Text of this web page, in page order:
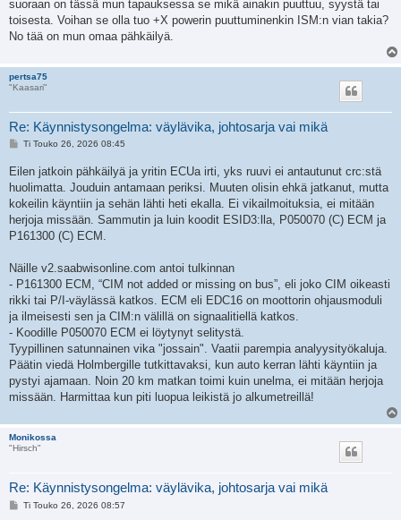
suoraan on tässä mun tapauksessa se mikä ainakin puuttuu, syystä tai
toisesta. Voihan se olla tuo +X powerin puuttuminenkin ISM:n vian takia?
No tää on mun omaa pähkäilyä.
pertsa75
"Kaasari"
Re: Käynnistysongelma: väylävika, johtosarja vai mikä
V
s
t
Ti Touko 26, 2026 08:45
Eilen jatkoin pähkäilyä ja yritin ECUa irti, yks ruuvi ei antautunut crc:stä
huolimatta. Jouduin antamaan periksi. Muuten olisin ehkä jatkanut, mutta
kokeilin käyntiin ja sehän lähti heti ekalla. Ei vikailmoituksia, ei mitään
herjoja missään. Sammutin ja luin koodit ESID3:lla, P050070 (C) ECM ja
P161300 (C) ECM.
Näille v2.saabwisonline.com antoi tulkinnan
- P161300 ECM, “CIM not added or missing on bus”, eli joko CIM oikeasti
rikki tai P/I-väylässä katkos. ECM eli EDC16 on moottorin ohjausmoduli
ja ilmeisesti sen ja CIM:n välillä on signaalitiellä katkos.
- Koodille P050070 ECM ei löytynyt selitystä.
Tyypillinen satunnainen vika "jossain". Vaatii parempia analyysityökaluja.
Päätin viedä Holmbergille tutkittavaksi, kun auto kerran lähti käyntiin ja
pystyi ajamaan. Noin 20 km matkan toimi kuin unelma, ei mitään herjoja
missään. Harmittaa kun piti luopua leikistä jo alkumetreillä!
Monikossa
"Hirsch"
Re: Käynnistysongelma: väylävika, johtosarja vai mikä
VTi Touko 26, 2026 08:57